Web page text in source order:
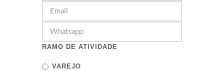
RAMO DE ATIVIDADE
VAREJO